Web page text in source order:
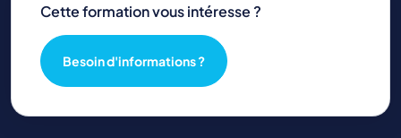
Cette formation vous intéresse ?
Besoin d'informations ?